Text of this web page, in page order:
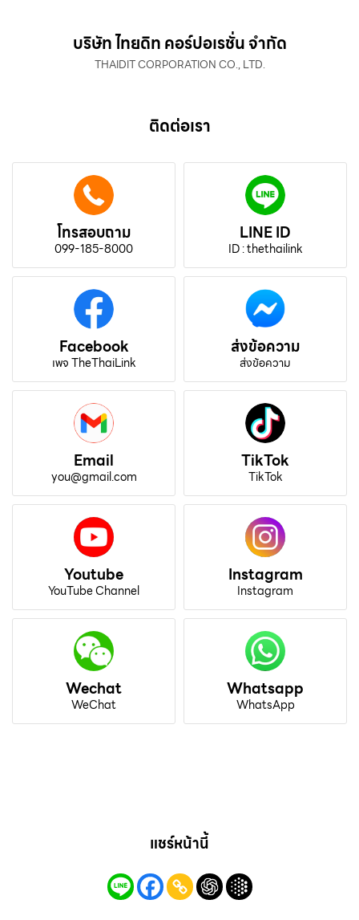
บริษัท ไทยดิท คอร์ปอเรชั่น จำกัด
THAIDIT CORPORATION CO., LTD.
ติดต่อเรา
โทรสอบถาม
099-185-8000
LINE ID
ID : thethailink
Facebook
เพจ TheThaiLink
ส่งข้อความ
ส่งข้อความ
Email
you@gmail.com
TikTok
TikTok
Youtube
YouTube Channel
Instagram
Instagram
Wechat
WeChat
Whatsapp
WhatsApp
แชร์หน้านี้